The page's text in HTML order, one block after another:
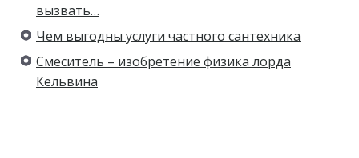
вызвать…
Чем выгодны услуги частного сантехника
Смеситель – изобретение физика лорда
Кельвина